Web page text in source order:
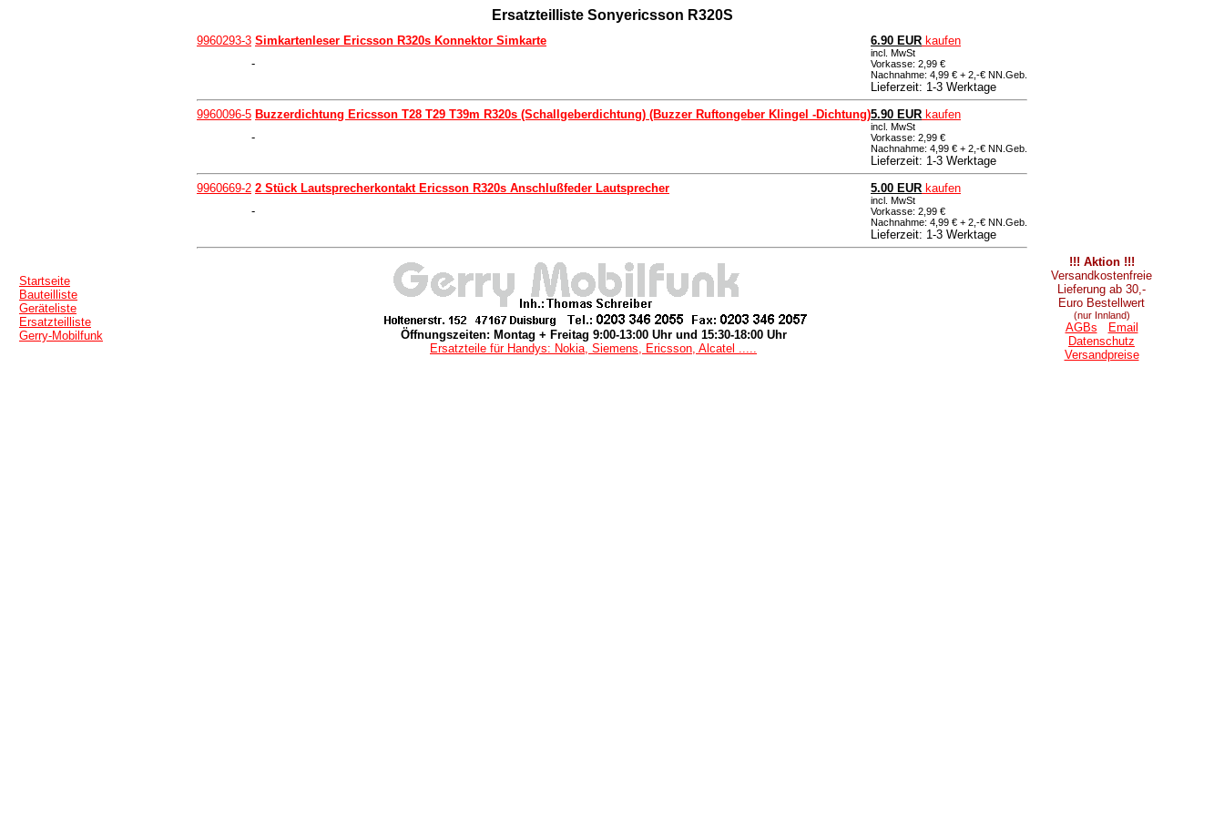
Ersatzteilliste Sonyericsson R320S
9960293-3
-
Simkartenleser Ericsson R320s Konnektor Simkarte 6.90 EUR kaufen
incl. MwSt
Vorkasse: 2,99 €
Nachnahme: 4,99 € + 2,-€ NN.Geb.
Lieferzeit: 1-3 Werktage
9960096-5
-
Buzzerdichtung Ericsson T28 T29 T39m R320s (Schallgeberdichtung) (Buzzer Ruftongeber Klingel -Dichtung)5.90 EUR kaufen
incl. MwSt
Vorkasse: 2,99 €
Nachnahme: 4,99 € + 2,-€ NN.Geb.
Lieferzeit: 1-3 Werktage
9960669-2
-
2 Stück Lautsprecherkontakt Ericsson R320s Anschlußfeder Lautsprecher 5.00 EUR kaufen
incl. MwSt
Vorkasse: 2,99 €
Nachnahme: 4,99 € + 2,-€ NN.Geb.
Lieferzeit: 1-3 Werktage
Startseite
Bauteilliste
Geräteliste
Ersatzteilliste
Gerry-Mobilfunk
Öffnungszeiten: Montag + Freitag 9:00-13:00 Uhr und 15:30-18:00 Uhr
Ersatzteile für Handys: Nokia, Siemens, Ericsson, Alcatel .....
!!! Aktion !!!
Versandkostenfreie
Lieferung ab 30,-
Euro Bestellwert
(nur Innland)
AGBs
Email
Datenschutz
Versandpreise